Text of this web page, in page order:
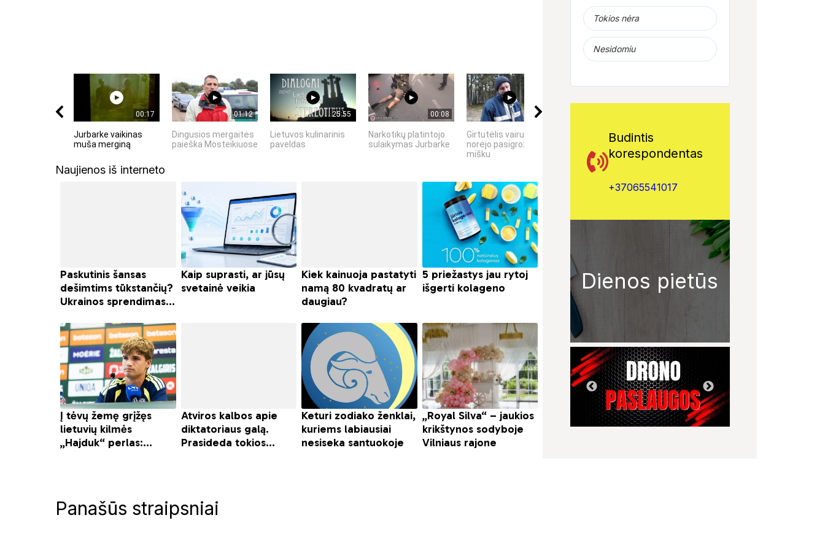
00:17
Jurbarke vaikinas
muša merginą
01:12
Dingusios mergaitės
paieška Mosteikiuose
25:55
Lietuvos kulinarinis
paveldas
00:08
Narkotikų platintojo
sulaikymas Jurbarke
01:52
Girtutėlis vairuotojas
norėjo pasigrožėti
mišku
5 MOKSLINIAI
EKSPERIMENTAI,
KURIE SUKRĖTĖ...
Naujienos iš interneto
Panašūs straipsniai
Tokios nėra
Nesidomiu
Budintis
korespondentas
+37065541017
Dienos pietūs